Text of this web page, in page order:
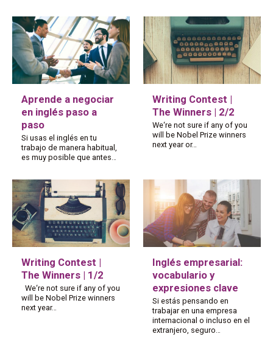
Aprende a negociar
en inglés paso a
paso
Si usas el inglés en tu
trabajo de manera habitual,
es muy posible que antes…
Writing Contest |
The Winners | 2/2
We‘re not sure if any of you
will be Nobel Prize winners
next year or…
Writing Contest |
The Winners | 1/2
We‘re not sure if any of you
will be Nobel Prize winners
next year…
Inglés empresarial:
vocabulario y
expresiones clave
Si estás pensando en
trabajar en una empresa
internacional o incluso en el
extranjero, seguro…